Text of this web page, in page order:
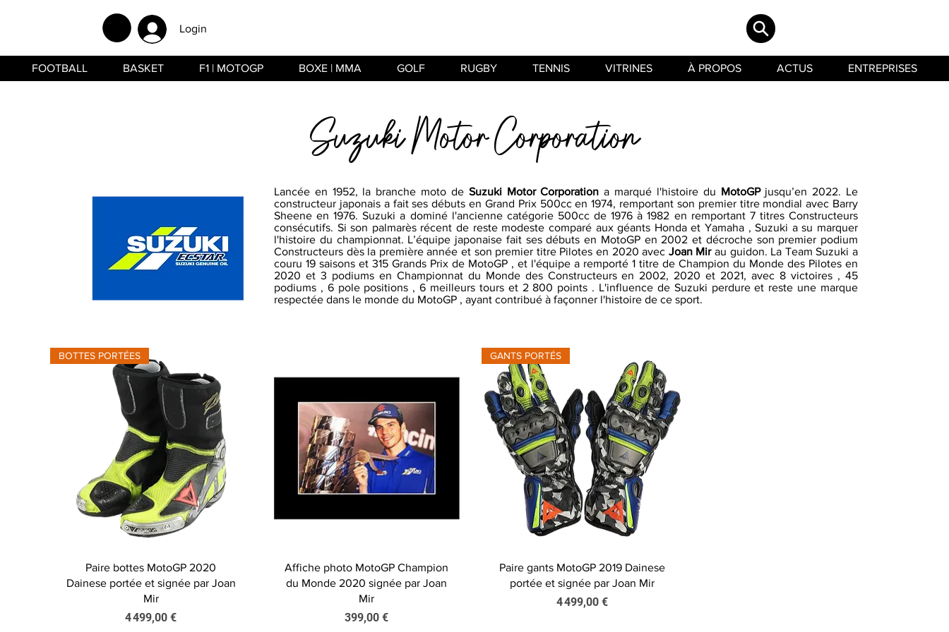
Login
FOOTBALL BASKET F1 | MOTOGP BOXE | MMA GOLF RUGBY TENNIS VITRINES À PROPOS ACTUS ENTREPRISES
Suzuki Motor Corporation
Lancée en 1952, la branche moto de Suzuki Motor Corporation a marqué l'histoire du MotoGPjusqu’en 2022. Le
constructeur japonais a fait ses débuts en Grand Prix 500cc en 1974, remportant son premier titre mondial avec Barry
Sheene en 1976. Suzuki a dominé l'ancienne catégorie 500cc de 1976 à 1982 en remportant 7 titres Constructeurs
consécutifs. Si son palmarès récent de reste modeste comparé aux géants Honda et Yamaha , Suzuki a su marquer
l'histoire du championnat. L’équipe japonaise fait ses débuts en MotoGP en 2002 et décroche son premier podium
Constructeurs dès la première année et son premier titre Pilotes en 2020 avec Joan Mir au guidon. La Team Suzuki a
couru 19 saisons et 315 Grands Prix de MotoGP , et l'équipe a remporté 1 titre de Champion du Monde des Pilotes en
2020 et 3 podiums en Championnat du Monde des Constructeurs en 2002, 2020 et 2021, avec 8 victoires , 45
podiums , 6 pole positions , 6 meilleurs tours et 2 800 points . L'influence de Suzuki perdure et reste une marque
respectée dans le monde du MotoGP , ayant contribué à façonner l'histoire de ce sport.
Aperçu rapide
BOTTES PORTÉES
Paire bottes MotoGP 2020
Dainese portée et signée par Joan
Mir
Prix
4 499,00 €
Aperçu rapide
Affiche photo MotoGP Champion
du Monde 2020 signée par Joan
Mir
Prix
399,00 €
Aperçu rapide
GANTS PORTÉS
Paire gants MotoGP 2019 Dainese
portée et signée par Joan Mir
Prix
4 499,00 €